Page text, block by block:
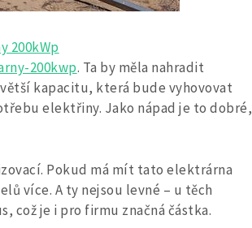
200kWp
200kwp. Ta by měla nahradit
kapacitu, která bude vyhovovat
elektřiny. Jako nápad je to dobré,
Pokud má mít tato elektrárna
více. A ty nejsou levné – u těch
což je i pro firmu značná částka.